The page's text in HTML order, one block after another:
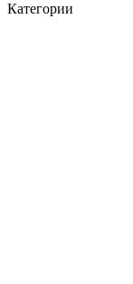
Категории